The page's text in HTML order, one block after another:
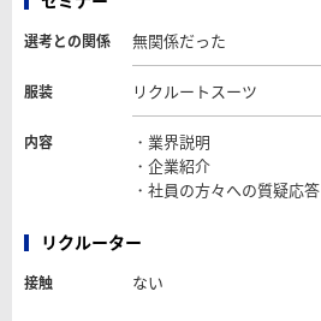
選考との関係 無関係だった
服装 リクルートスーツ
内容
・業界説明
・企業紹介
・社員の方々への質疑応答
リクルーター
接触 ない